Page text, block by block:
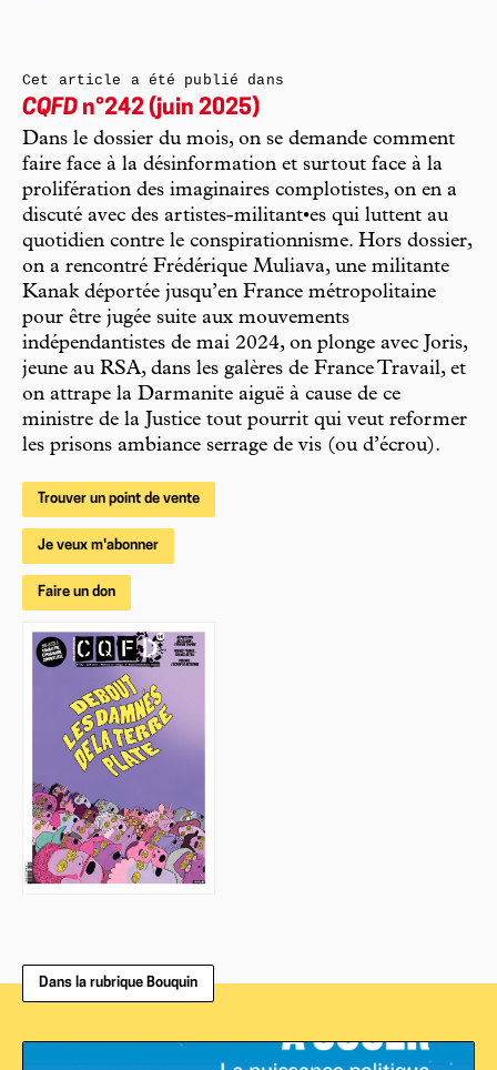
Cet article a été publié dans
CQFD n°242 (juin 2025)
Dans le dossier du mois, on se demande comment
faire face à la désinformation et surtout face à la
prolifération des imaginaires complotistes, on en a
discuté avec des artistes-militant•es qui luttent au
quotidien contre le conspirationnisme. Hors dossier,
on a rencontré Frédérique Muliava, une militante
Kanak déportée jusqu’en France métropolitaine
pour être jugée suite aux mouvements
indépendantistes de mai 2024, on plonge avec Joris,
jeune au RSA, dans les galères de France Travail, et
on attrape la Darmanite aiguë à cause de ce
ministre de la Justice tout pourrit qui veut reformer
les prisons ambiance serrage de vis (ou d’écrou).
Trouver un point de vente
Je veux m'abonner
Faire un don
Dans la rubrique Bouquin